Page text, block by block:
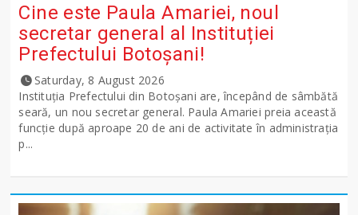
Cine este Paula Amariei, noul
secretar general al Instituției
Prefectului Botoșani!
Saturday, 8 August 2026
Instituția Prefectului din Botoșani are, începând de sâmbătă
seară, un nou secretar general. Paula Amariei preia această
funcție după aproape 20 de ani de activitate în administrația
p...